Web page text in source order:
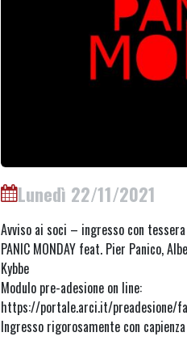
Lunedì 22/11/2021
Avviso ai soci – ingresso con
PANIC MONDAY feat. Pier Panico,
Kybbe
Modulo pre-adesione on line:
https://portale.arci.it/preadesione/
Ingresso rigorosamente con